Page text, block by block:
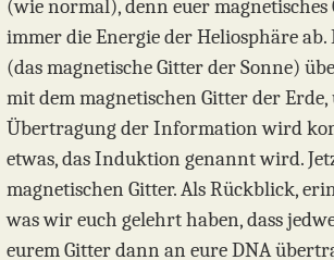
(wie normal), denn euer
immer die Energie der Heliosphäre ab.
(das magnetische Gitter der Sonne)
mit dem magnetischen Gitter der Erde,
Übertragung der Information wird
etwas, das Induktion genannt wird.
magnetischen Gitter. Als Rückblick,
was wir euch gelehrt haben, dass
eurem Gitter dann an eure DNA